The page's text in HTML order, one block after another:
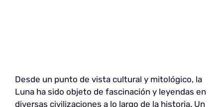
Desde un punto de vista cultural y mitológico, la
Luna ha sido objeto de fascinación y leyendas en
diversas civilizaciones a lo largo de la historia. Un